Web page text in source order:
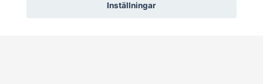
Prenumerera på vårt nyhetsbrev
Inställningar